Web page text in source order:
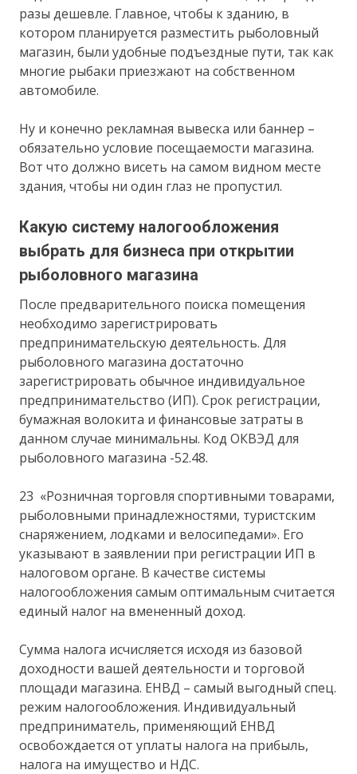
разы дешевле. Главное, чтобы к зданию, в
котором планируется разместить рыболовный
магазин, были удобные подъездные пути, так как
многие рыбаки приезжают на собственном
автомобиле.
Ну и конечно рекламная вывеска или баннер –
обязательно условие посещаемости магазина.
Вот что должно висеть на самом видном месте
здания, чтобы ни один глаз не пропустил.
Какую систему налогообложения
выбрать для бизнеса при открытии
рыболовного магазина
После предварительного поиска помещения
необходимо зарегистрировать
предпринимательскую деятельность. Для
рыболовного магазина достаточно
зарегистрировать обычное индивидуальное
предпринимательство (ИП). Срок регистрации,
бумажная волокита и финансовые затраты в
данном случае минимальны. Код ОКВЭД для
рыболовного магазина -52.48.
23 «Розничная торговля спортивными товарами,
рыболовными принадлежностями, туристским
снаряжением, лодками и велосипедами». Его
указывают в заявлении при регистрации ИП в
налоговом органе. В качестве системы
налогообложения самым оптимальным считается
единый налог на вмененный доход.
Сумма налога исчисляется исходя из базовой
доходности вашей деятельности и торговой
площади магазина. ЕНВД – самый выгодный спец.
режим налогообложения. Индивидуальный
предприниматель, применяющий ЕНВД
освобождается от уплаты налога на прибыль,
налога на имущество и НДС.